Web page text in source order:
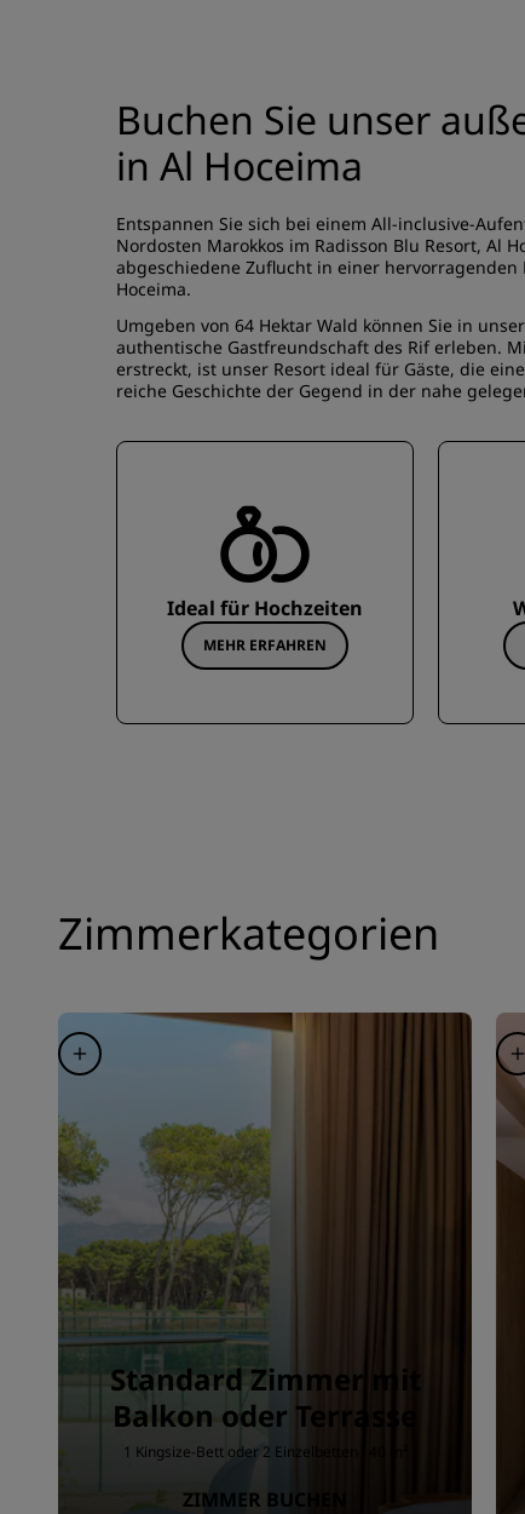
Buchen Sie unser
in Al Hoceima
Entspannen Sie sich bei einem All-inclusive-
Nordosten Marokkos im Radisson Blu Resort, Al
abgeschiedene Zuflucht in einer
Hoceima.
Umgeben von 64 Hektar Wald können Sie in
authentische Gastfreundschaft des Rif erleben.
erstreckt, ist unser Resort ideal für Gäste, die
reiche Geschichte der Gegend in der nahe
Ideal für Hochzeiten
MEHR ERFAHREN
Zimmerkategorien
Standard Zimmer mit
Balkon oder Terrasse
1 Kingsize-Bett oder 2 Einzelbetten · 40 m²
ZIMMER BUCHEN